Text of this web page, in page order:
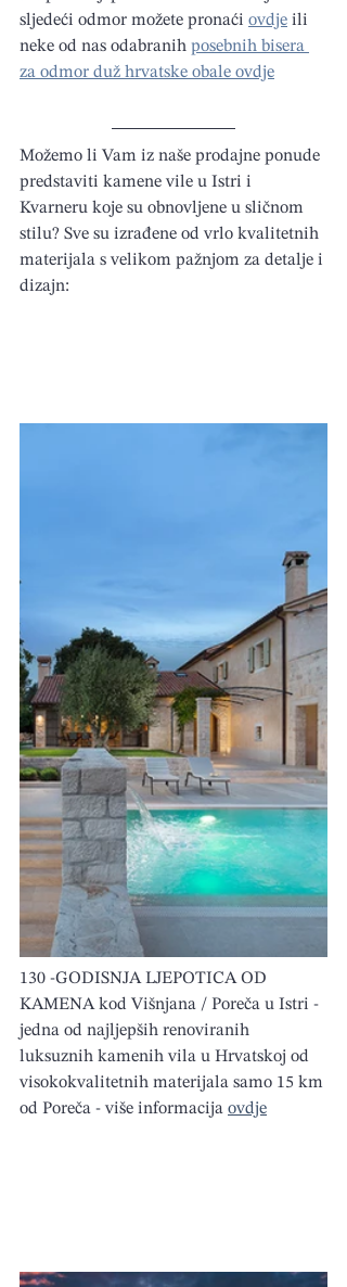
sljedeći odmor možete pronaći ovdje ili
neke od nas odabranih posebnih bisera
za odmor duž hrvatske obale ovdje
Možemo li Vam iz naše prodajne ponude
predstaviti kamene vile u Istri i
Kvarneru koje su obnovljene u sličnom
stilu? Sve su izrađene od vrlo kvalitetnih
materijala s velikom pažnjom za detalje i
dizajn:
130 -GODISNJA LJEPOTICA OD
KAMENA kod Višnjana / Poreča u Istri -
jedna od najljepših renoviranih
luksuznih kamenih vila u Hrvatskoj od
visokokvalitetnih materijala samo 15 km
od Poreča - više informacija ovdje